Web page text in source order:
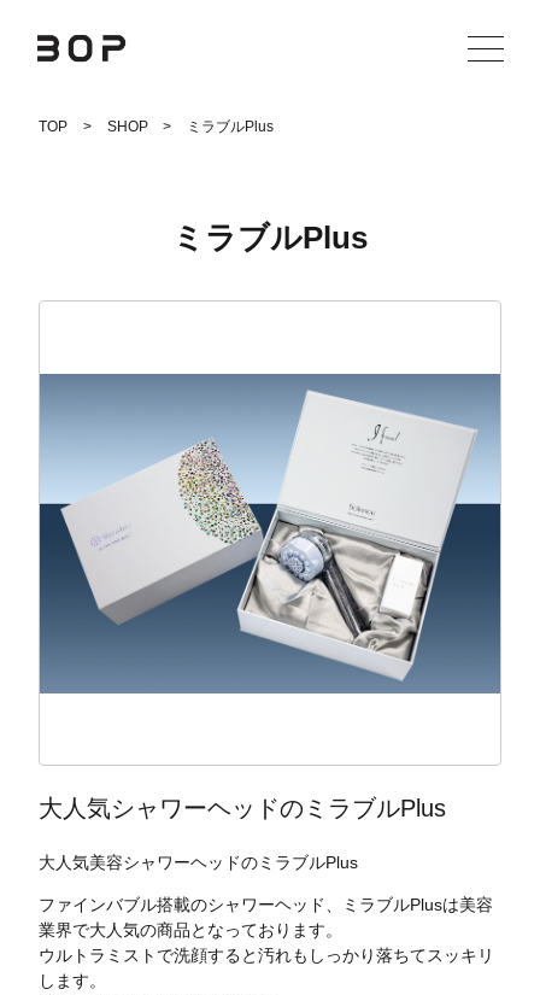
TOP SHOP ミラブルPlus
ミラブルPlus
大人気シャワーヘッドのミラブルPlus
大人気美容シャワーヘッドのミラブルPlus
ファインバブル搭載のシャワーヘッド、ミラブルPlusは美容
業界で大人気の商品となっております。
ウルトラミストで洗顔すると汚れもしっかり落ちてスッキリ
します。